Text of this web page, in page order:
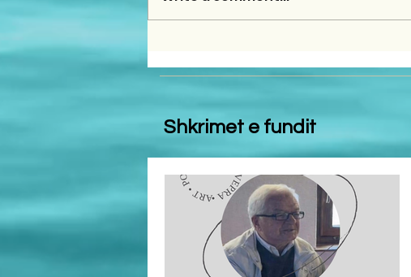
Shkrimet e fundit